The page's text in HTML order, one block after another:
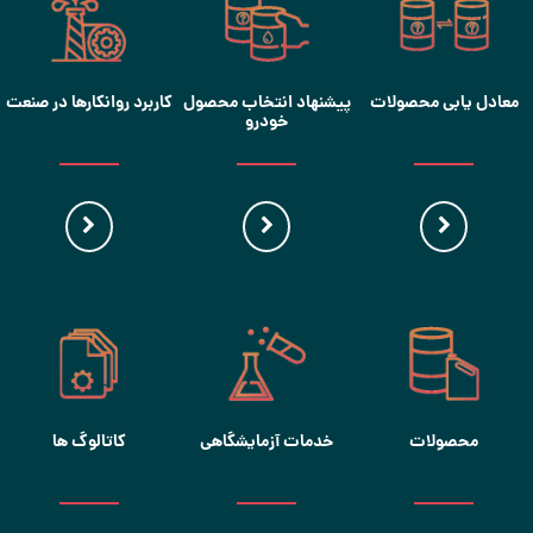
معادل یابی محصولات پیشنهاد انتخاب محصول
خودرو
کاربرد روانکارها در صنعت
محصولات خدمات آزمایشگاهی کاتالوگ ها